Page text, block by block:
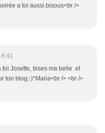
a toi aussi.bisous<br />
toi Josette, bises ma belle et
ton blog;-)*Maria<br /> <br />